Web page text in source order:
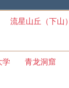
流星山丘（下山）
学 青龙洞窟